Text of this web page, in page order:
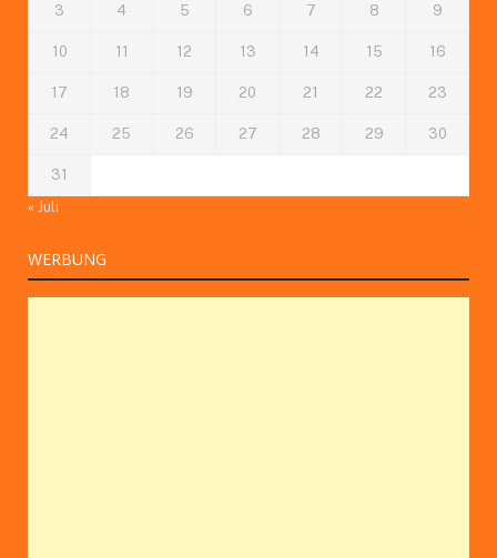
3 4 5 6 7 8 9
10 11 12 13 14 15 16
17 18 19 20 21 22 23
24 25 26 27 28 29 30
31
« Juli
WERBUNG